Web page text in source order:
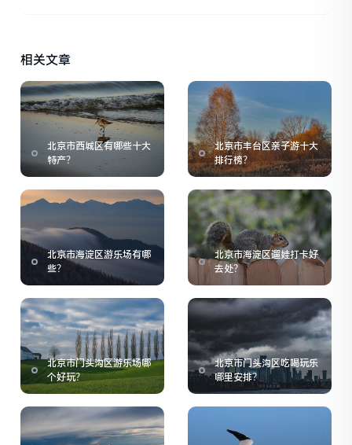
相关文章
北京市西城区有哪些十大
特产？
北京市丰台区亲子游十大
排行榜？
北京市海淀区游乐场有哪
些？
北京市海淀区遛娃打卡好
去处？
北京市门头沟区游乐场哪
个好玩？
北京市门头沟区吃喝玩乐
哪里安排？